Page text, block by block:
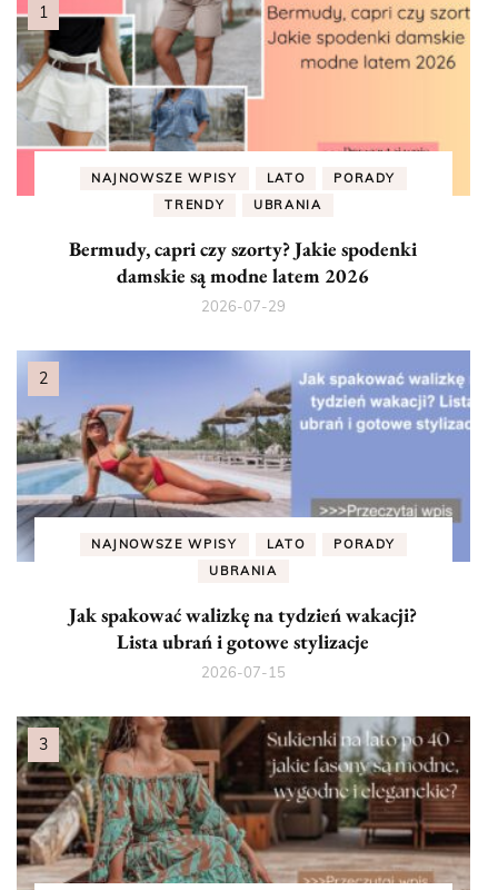
NAJNOWSZE WPISY LATO
PORADY
TRENDY
UBRANIA
Bermudy, capri czy szorty? Jakie spodenki
damskie są modne latem 2026
2026-07-29
NAJNOWSZE WPISY LATO
PORADY
UBRANIA
Jak spakować walizkę na tydzień wakacji?
Lista ubrań i gotowe stylizacje
2026-07-15